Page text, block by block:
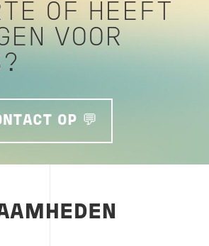
OF HEEFT
VOOR
OP 💬